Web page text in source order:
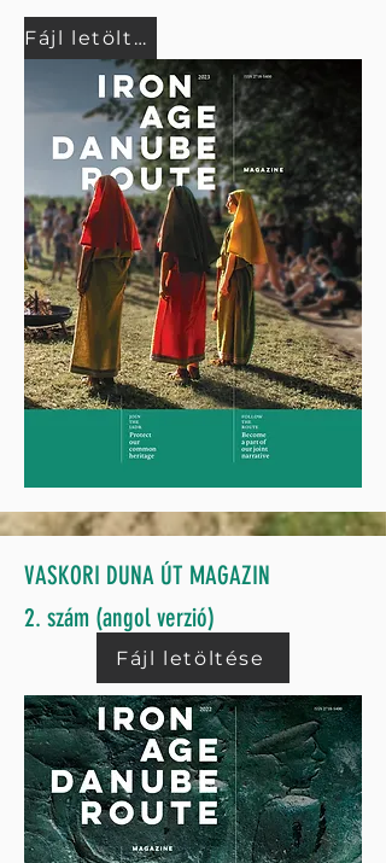
Fájl letöltése
VASKORI DUNA ÚT MAGAZIN
2. szám (angol verzió)
Fájl letöltése